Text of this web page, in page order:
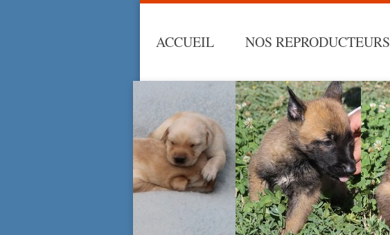
ACCUEIL NOS REPRODUCTEURS